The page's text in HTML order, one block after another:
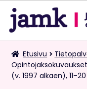
Siirry
Siirry
Lukuvuosimaksut
Etusivu
(v. 1997 alkaen),